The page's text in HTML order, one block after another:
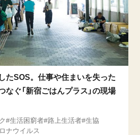
たSOS。仕事や住まいを失った
なぐ「新宿ごはんプラス」の現場
生活困窮者 路上生活者 生協
ナウイルス